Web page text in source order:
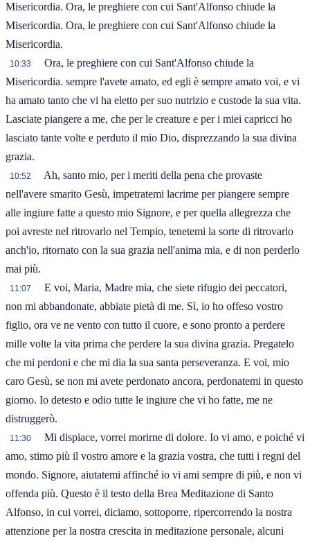
Misericordia. Ora, le preghiere con cui Sant'Alfonso chiude la
Misericordia. Ora, le preghiere con cui Sant'Alfonso chiude la
Misericordia.
10:33
Ora, le preghiere con cui Sant'Alfonso chiude la
Misericordia. sempre l'avete amato, ed egli è sempre amato voi, e vi
ha amato tanto che vi ha eletto per suo nutrizio e custode la sua vita.
Lasciate piangere a me, che per le creature e per i miei capricci ho
lasciato tante volte e perduto il mio Dio, disprezzando la sua divina
grazia.
10:52
Ah, santo mio, per i meriti della pena che provaste
nell'avere smarito Gesù, impetratemi lacrime per piangere sempre
alle ingiure fatte a questo mio Signore, e per quella allegrezza che
poi avreste nel ritrovarlo nel Tempio, tenetemi la sorte di ritrovarlo
anch'io, ritornato con la sua grazia nell'anima mia, e di non perderlo
mai più.
11:07
E voi, Maria, Madre mia, che siete rifugio dei peccatori,
non mi abbandonate, abbiate pietà di me. Sì, io ho offeso vostro
figlio, ora ve ne vento con tutto il cuore, e sono pronto a perdere
mille volte la vita prima che perdere la sua divina grazia. Pregatelo
che mi perdoni e che mi dia la sua santa perseveranza. E voi, mio
caro Gesù, se non mi avete perdonato ancora, perdonatemi in questo
giorno. Io detesto e odio tutte le ingiure che vi ho fatte, me ne
distruggerò.
11:30
Mi dispiace, vorrei morirne di dolore. Io vi amo, e poiché vi
amo, stimo più il vostro amore e la grazia vostra, che tutti i regni del
mondo. Signore, aiutatemi affinché io vi ami sempre di più, e non vi
offenda più. Questo è il testo della Brea Meditazione di Santo
Alfonso, in cui vorrei, diciamo, sottoporre, ripercorrendo la nostra
attenzione per la nostra crescita in meditazione personale, alcuni